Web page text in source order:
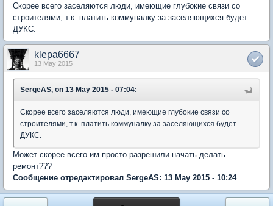
Скорее всего заселяются люди, имеющие глубокие связи со
строителями, т.к. платить коммуналку за заселяющихся будет
ДУКС.
klepa6667
13 May 2015
SergeAS, on 13 May 2015 - 07:04:
Скорее всего заселяются люди, имеющие глубокие связи со
строителями, т.к. платить коммуналку за заселяющихся будет
ДУКС.
Может скорее всего им просто разрешили начать делать
ремонт???
Сообщение отредактировал SergeAS: 13 May 2015 - 10:24